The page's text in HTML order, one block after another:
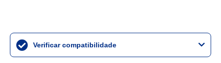
Verificar compatibilidade